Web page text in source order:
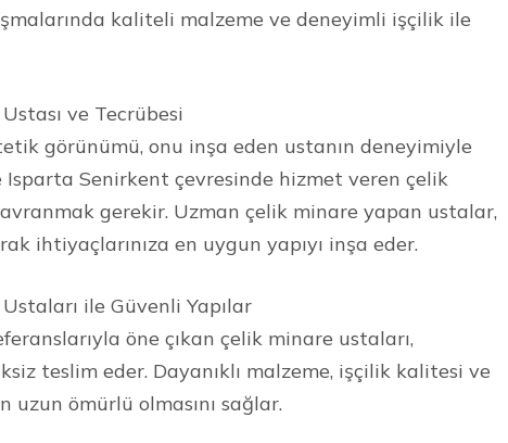
kaliteli malzeme ve deneyimli işçilik ile
ve Tecrübesi
görünümü, onu inşa eden ustanın deneyimiyle
Senirkent çevresinde hizmet veren çelik
gerekir. Uzman çelik minare yapan ustalar,
ihtiyaçlarınıza en uygun yapıyı inşa eder.
ile Güvenli Yapılar
öne çıkan çelik minare ustaları,
teslim eder. Dayanıklı malzeme, işçilik kalitesi ve
uzun ömürlü olmasını sağlar.